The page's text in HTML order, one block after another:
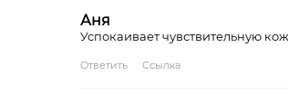
Аня
Успокаивает чувствительную
Ответить Ссылка